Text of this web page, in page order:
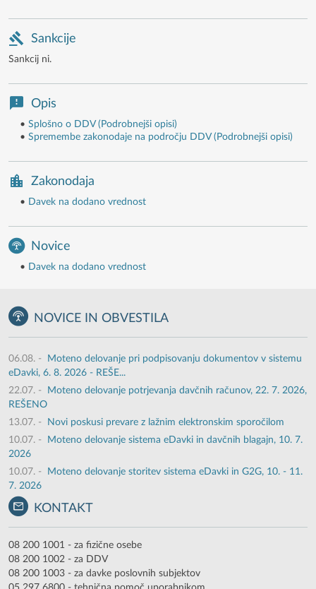
Sankcije
Sankcij ni.
Opis
• Splošno o DDV (Podrobnejši opisi)
• Spremembe zakonodaje na področju DDV (Podrobnejši opisi)
Zakonodaja
• Davek na dodano vrednost
Novice
• Davek na dodano vrednost
NOVICE IN OBVESTILA
06.08. -
Moteno delovanje pri podpisovanju dokumentov v sistemu
eDavki, 6. 8. 2026 - REŠE...
22.07. -
Moteno delovanje potrjevanja davčnih računov, 22. 7. 2026,
REŠENO
13.07. -
Novi poskusi prevare z lažnim elektronskim sporočilom
10.07. -
Moteno delovanje sistema eDavki in davčnih blagajn, 10. 7.
2026
10.07. -
Moteno delovanje storitev sistema eDavki in G2G, 10. - 11.
7. 2026
KONTAKT
08 200 1001 - za fizične osebe
08 200 1002 - za DDV
08 200 1003 - za davke poslovnih subjektov